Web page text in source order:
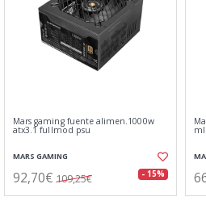
Mars gaming fuente alimen.1000w
atx3.1 fullmod psu
MARS GAMING
92,70€ 109,25€ - 15%